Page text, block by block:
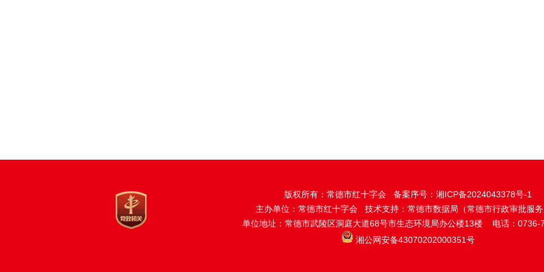
版权所有：常德市红十字会 备案序号： 湘ICP备2024043378号-1
主办单位：常德市红十字会 技术支持：常德市数据局（常德市行政审批服务
单位地址：常德市武陵区洞庭大道68号市生态环境局办公楼13楼 电话：0736-
湘公网安备43070202000351号